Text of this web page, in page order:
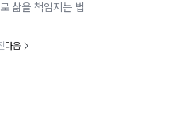
삶을 책임지는 법
다음